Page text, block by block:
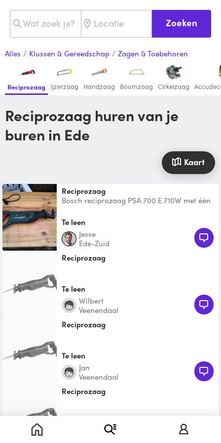
Zoeken
Alles / Klussen & Gereedschap / Zagen & Toebehoren
Reciprozaag Ijzerzaag Handzaag Boomzaag Cirkelzaag
Reciprozaag huren van je
buren in Ede
Kaart
Reciprozaag
Bosch reciprozaag PSA 700 E 710W met één
Te leen
Jesse
Ede-Zuid
Reciprozaag
Te leen
Wilbert
Veenendaal
Reciprozaag
Te leen
Jan
Veenendaal
Reciprozaag